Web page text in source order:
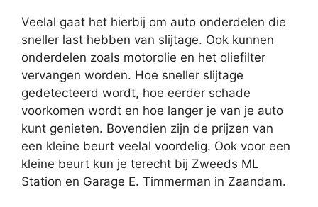
Veelal gaat het hierbij om auto onderdelen die
sneller last hebben van slijtage. Ook kunnen
onderdelen zoals motorolie en het oliefilter
vervangen worden. Hoe sneller slijtage
gedetecteerd wordt, hoe eerder schade
voorkomen wordt en hoe langer je van je auto
kunt genieten. Bovendien zijn de prijzen van
een kleine beurt veelal voordelig. Ook voor een
kleine beurt kun je terecht bij Zweeds ML
Station en Garage E. Timmerman in Zaandam.